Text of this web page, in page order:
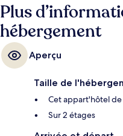
Plus
hébergement
Aperçu
Taille de
Cet appart'hôtel de
Sur 2 étages